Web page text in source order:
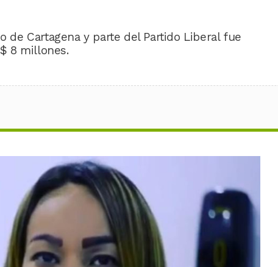
de Cartagena y parte del Partido Liberal fue
8 millones.